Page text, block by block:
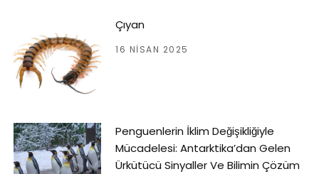
Çıyan
16 NISAN 2025
Penguenlerin İklim Değişikliğiyle
Mücadelesi: Antarktika’dan Gelen
Ürkütücü Sinyaller Ve Bilimin Çözüm